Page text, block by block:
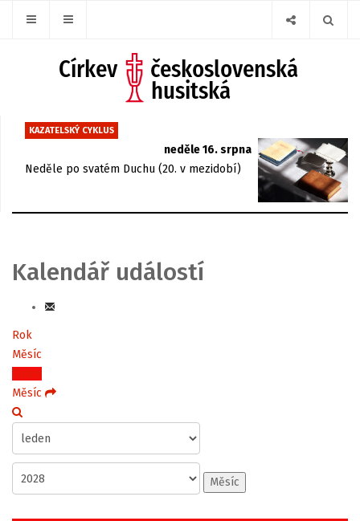
KAZATELSKÝ CYKLUS
neděle 16. srpna
Neděle po svatém Duchu (20. v mezidobí)
Kalendář událostí
Rok
Měsíc
Týden
Měsíc
Měsíc